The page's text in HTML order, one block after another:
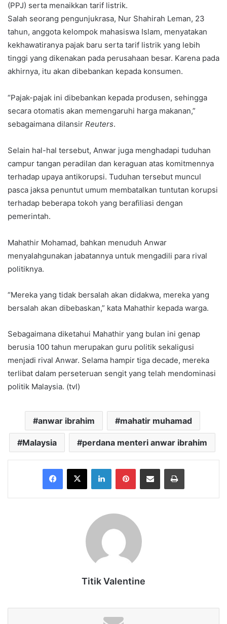
(PPJ) serta menaikkan tarif listrik.
Salah seorang pengunjukrasa, Nur Shahirah Leman, 23
tahun, anggota kelompok mahasiswa Islam, menyatakan
kekhawatiranya pajak baru serta tarif listrik yang lebih
tinggi yang dikenakan pada perusahaan besar. Karena pada
akhirnya, itu akan dibebankan kepada konsumen.
“Pajak-pajak ini dibebankan kepada produsen, sehingga
secara otomatis akan memengaruhi harga makanan,”
sebagaimana dilansir Reuters.
Selain hal-hal tersebut, Anwar juga menghadapi tuduhan
campur tangan peradilan dan keraguan atas komitmennya
terhadap upaya antikorupsi. Tuduhan tersebut muncul
pasca jaksa penuntut umum membatalkan tuntutan korupsi
terhadap beberapa tokoh yang berafiliasi dengan
pemerintah.
Mahathir Mohamad, bahkan menuduh Anwar
menyalahgunakan jabatannya untuk mengadili para rival
politiknya.
“Mereka yang tidak bersalah akan didakwa, mereka yang
bersalah akan dibebaskan,” kata Mahathir kepada warga.
Sebagaimana diketahui Mahathir yang bulan ini genap
berusia 100 tahun merupakan guru politik sekaligusi
menjadi rival Anwar. Selama hampir tiga decade, mereka
terlibat dalam perseteruan sengit yang telah mendominasi
politik Malaysia. (tvl)
anwar ibrahim mahatir muhamad
Malaysia perdana menteri anwar ibrahim
Facebook
X LinkedInPinterestShare via Email Print
Titik Valentine